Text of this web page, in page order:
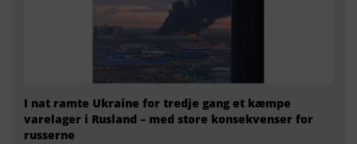
I nat ramte Ukraine for tredje gang et kæmpe
varelager i Rusland – med store konsekvenser for
russerne